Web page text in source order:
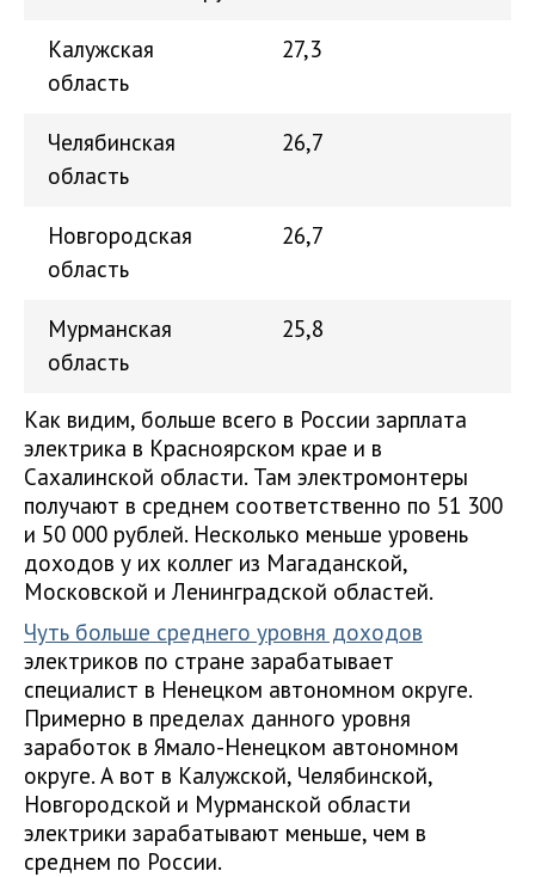
Калужская
область
27,3
Челябинская
область
26,7
Новгородская
область
26,7
Мурманская
область
25,8
Как видим, больше всего в России зарплата
электрика в Красноярском крае и в
Сахалинской области. Там электромонтеры
получают в среднем соответственно по 51 300
и 50 000 рублей. Несколько меньше уровень
доходов у их коллег из Магаданской,
Московской и Ленинградской областей.
Чуть больше среднего уровня доходов
электриков по стране зарабатывает
специалист в Ненецком автономном округе.
Примерно в пределах данного уровня
заработок в Ямало-Ненецком автономном
округе. А вот в Калужской, Челябинской,
Новгородской и Мурманской области
электрики зарабатывают меньше, чем в
среднем по России.